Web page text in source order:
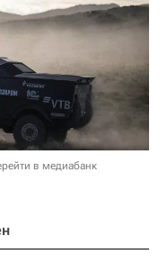
в медиабанк